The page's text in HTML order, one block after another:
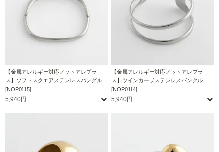
【金属アレルギー対応ノットアレプラ
ス】ソフトスクエアステンレスバングル
[NOP0115]
5,940円
【金属アレルギー対応ノットアレプラ
ス】ツインカーブステンレスバングル
[NOP0114]
5,940円